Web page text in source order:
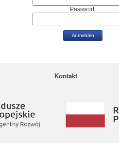
Passwort:
Kontakt